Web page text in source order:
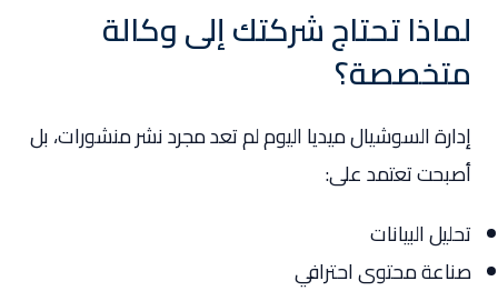
لماذا تحتاج شركتك إلى وكالة
متخصصة؟
إدارة السوشيال ميديا اليوم لم تعد مجرد نشر منشورات، بل
أصبحت تعتمد على:
تحليل البيانات
صناعة محتوى احترافي